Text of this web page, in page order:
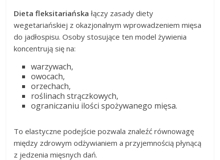
Dieta fleksitariańska łączy zasady diety
wegetariańskiej z okazjonalnym wprowadzeniem mięsa
do jadłospisu. Osoby stosujące ten model żywienia
koncentrują się na:
warzywach,
owocach,
orzechach,
roślinach strączkowych,
ograniczaniu ilości spożywanego mięsa.
To elastyczne podejście pozwala znaleźć równowagę
między zdrowym odżywianiem a przyjemnością płynącą
z jedzenia mięsnych dań.